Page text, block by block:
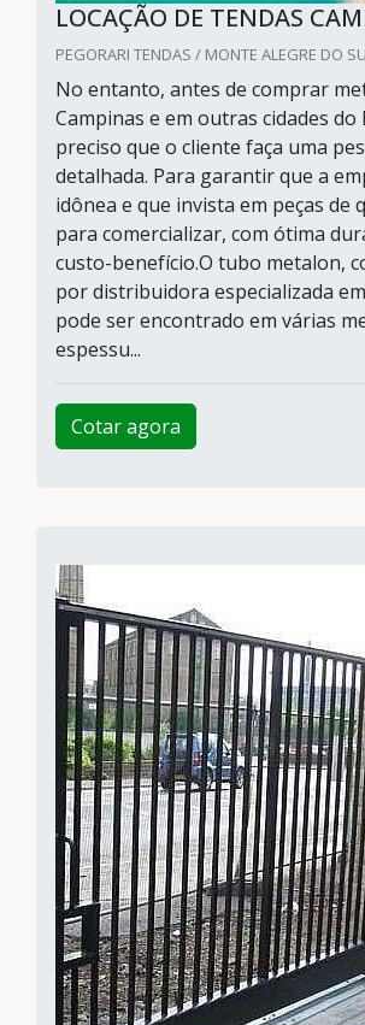
LOCAÇÃO DE TENDAS
PEGORARI TENDAS / MONTE ALEGRE DO
No entanto, antes de comprar
Campinas e em outras cidades do
preciso que o cliente faça uma
detalhada. Para garantir que a
idônea e que invista em peças de
para comercializar, com ótima
custo-benefício.O tubo metalon,
por distribuidora especializada
pode ser encontrado em várias
espessu...
Cotar agora